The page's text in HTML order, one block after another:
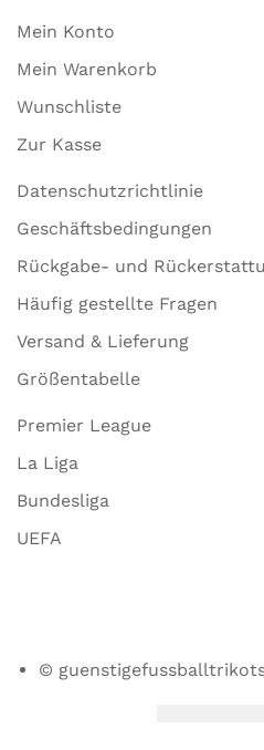
Mein Konto
Mein Warenkorb
Wunschliste
Zur Kasse
Datenschutzrichtlinie
Geschäftsbedingungen
Rückgabe- und
Häufig gestellte Fragen
Versand & Lieferung
Größentabelle
Premier League
La Liga
Bundesliga
UEFA
©